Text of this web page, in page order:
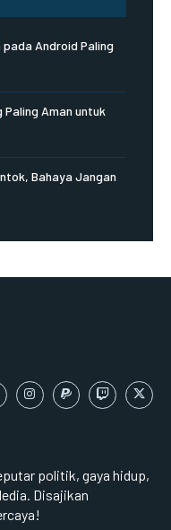
Android Paling
Aman untuk
Bahaya Jangan
politik, gaya hidup,
Disajikan